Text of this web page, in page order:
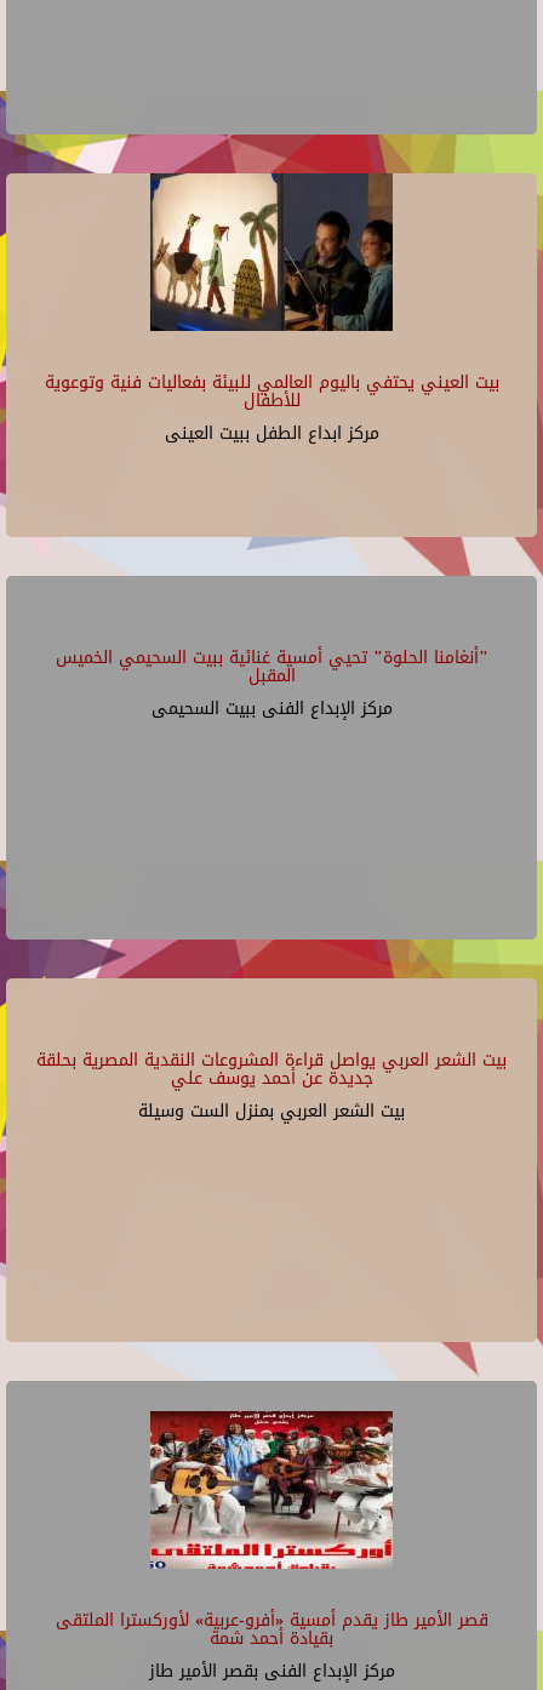
بيت العيني يحتفي باليوم العالمي للبيئة بفعاليات فنية وتوعوية
للأطفال
مركز ابداع الطفل ببيت العينى
"أنغامنا الحلوة" تحيي أمسية غنائية ببيت السحيمي الخميس
المقبل
مركز الإبداع الفنى ببيت السحيمى
بيت الشعر العربي يواصل قراءة المشروعات النقدية المصرية بحلقة
جديدة عن أحمد يوسف علي
بيت الشعر العربي بمنزل الست وسيلة
قصر الأمير طاز يقدم أمسية «أفرو-عربية» لأوركسترا الملتقى
بقيادة أحمد شمة
مركز الإبداع الفنى بقصر الأمير طاز